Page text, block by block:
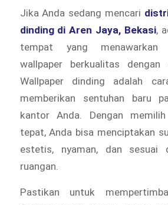
Jika Anda sedang mencari
dinding di Aren Jaya, Bekasi,
tempat yang menawarkan
wallpaper berkualitas dengan
Wallpaper dinding adalah
memberikan sentuhan baru
kantor Anda. Dengan
tepat, Anda bisa menciptakan
estetis, nyaman, dan sesuai
ruangan.
Pastikan untuk